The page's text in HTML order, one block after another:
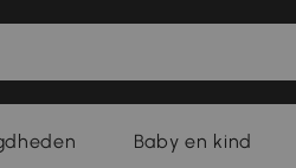
Baby en kind